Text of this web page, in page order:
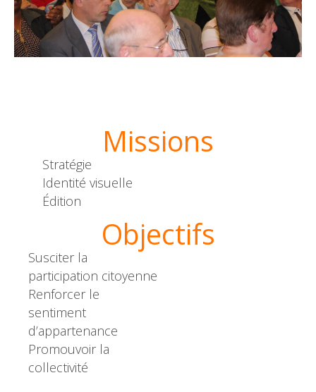
Missions
Stratégie
Identité visuelle
Édition
Objectifs
Susciter la
participation citoyenne
Renforcer le
sentiment
d’appartenance
Promouvoir la
collectivité